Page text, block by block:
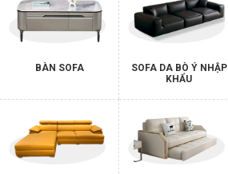
BÀN SOFA
SOFA DA BÒ Ý NHẬP
KHẨU